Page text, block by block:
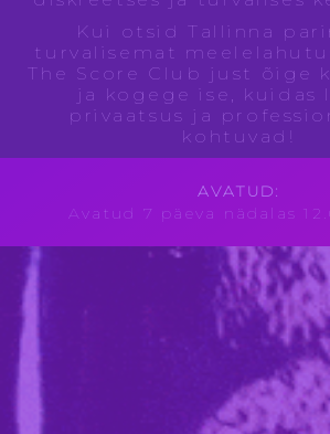
Kui otsid Tallinna
turvalisemat
The Score Club just õige
ja kogege ise, kuidas
privaatsus ja
kohtuvad!
AVATUD:
Avatud 7 päeva nädalas